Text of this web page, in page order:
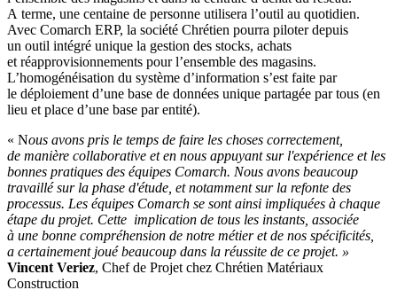
A terme, une centaine de personne utilisera l’outil au quotidien.
Avec Comarch ERP, la société Chrétien pourra piloter depuis
un outil intégré unique la gestion des stocks, achats
et réapprovisionnements pour l’ensemble des magasins.
L’homogénéisation du système d’information s’est faite par
le déploiement d’une base de données unique partagée par tous (en
lieu et place d’une base par entité).
« Nous avons pris le temps de faire les choses correctement,
de manière collaborative et en nous appuyant sur l'expérience et les
bonnes pratiques des équipes Comarch. Nous avons beaucoup
travaillé sur la phase d'étude, et notamment sur la refonte des
processus. Les équipes Comarch se sont ainsi impliquées à chaque
étape du projet. Cette implication de tous les instants, associée
à une bonne compréhension de notre métier et de nos spécificités,
a certainement joué beaucoup dans la réussite de ce projet. »
Vincent Veriez, Chef de Projet chez Chrétien Matériaux
Construction